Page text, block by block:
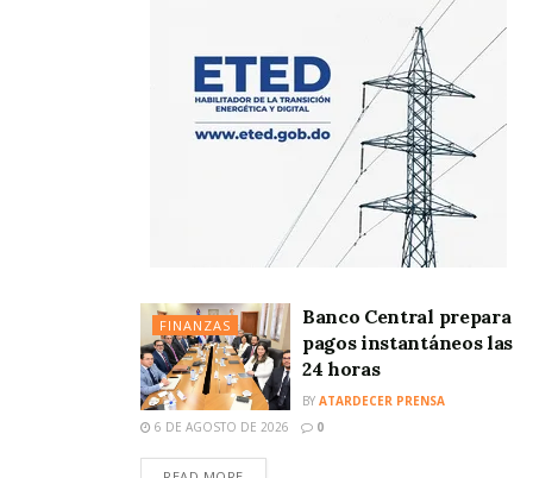
FINANZAS
Banco Central prepara
pagos instantáneos las
24 horas
BY ATARDECER PRENSA
6 DE AGOSTO DE 2026
0